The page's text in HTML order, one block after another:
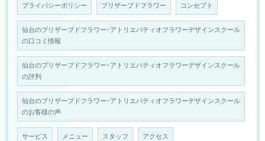
プライバシーポリシー プリザーブドフラワー コンセプト
仙台のプリザーブドフラワー･アトリエパティオフラワーデザインスクール
の口コミ情報
仙台のプリザーブドフラワー･アトリエパティオフラワーデザインスクール
の評判
仙台のプリザーブドフラワー･アトリエパティオフラワーデザインスクール
のお客様の声
サービス メニュー スタッフ アクセス